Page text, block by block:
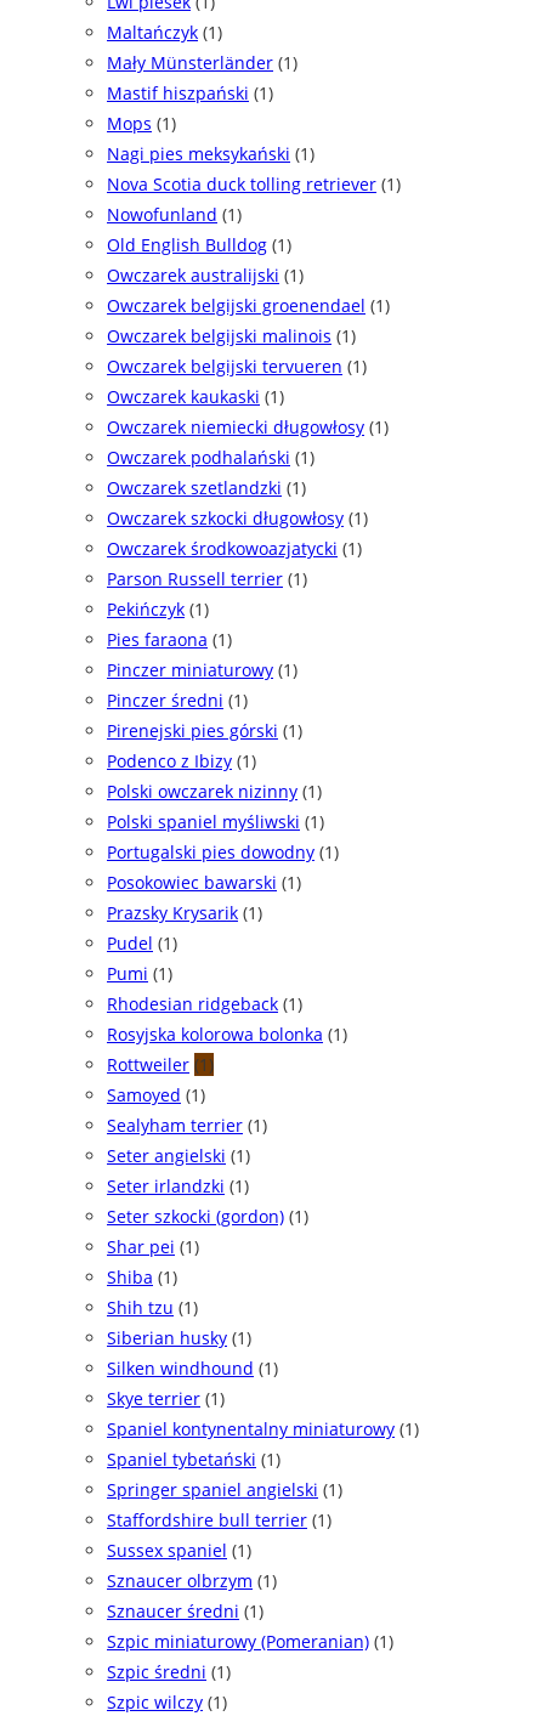
Maltańczyk (1)
Mały Münsterländer (1)
Mastif hiszpański (1)
Mops (1)
Nagi pies meksykański (1)
Nova Scotia duck tolling retriever (1)
Nowofunland (1)
Old English Bulldog (1)
Owczarek australijski (1)
Owczarek belgijski groenendael (1)
Owczarek belgijski malinois (1)
Owczarek belgijski tervueren (1)
Owczarek kaukaski (1)
Owczarek niemiecki długowłosy (1)
Owczarek podhalański (1)
Owczarek szetlandzki (1)
Owczarek szkocki długowłosy (1)
Owczarek środkowoazjatycki (1)
Parson Russell terrier (1)
Pekińczyk (1)
Pies faraona (1)
Pinczer miniaturowy (1)
Pinczer średni (1)
Pirenejski pies górski (1)
Podenco z Ibizy (1)
Polski owczarek nizinny (1)
Polski spaniel myśliwski (1)
Portugalski pies dowodny (1)
Posokowiec bawarski (1)
Prazsky Krysarik (1)
Pudel (1)
Pumi (1)
Rhodesian ridgeback (1)
Rosyjska kolorowa bolonka (1)
Rottweiler (1)
Samoyed (1)
Sealyham terrier (1)
Seter angielski (1)
Seter irlandzki (1)
Seter szkocki (gordon) (1)
Shar pei (1)
Shiba (1)
Shih tzu (1)
Siberian husky (1)
Silken windhound (1)
Skye terrier (1)
Spaniel kontynentalny miniaturowy (1)
Spaniel tybetański (1)
Springer spaniel angielski (1)
Staffordshire bull terrier (1)
Sussex spaniel (1)
Sznaucer olbrzym (1)
Sznaucer średni (1)
Szpic miniaturowy (Pomeranian) (1)
Szpic średni (1)
Szpic wilczy (1)